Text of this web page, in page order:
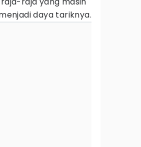
daya tariknya.